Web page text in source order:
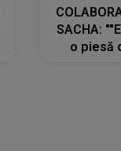
SACHA:
o piesă